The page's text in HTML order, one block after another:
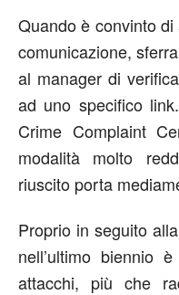
Quando è convinto
comunicazione,
al manager di
ad uno specifico
Crime Complaint
modalità molto
riuscito porta
Proprio in seguito
nell’ultimo biennio
attacchi, più che